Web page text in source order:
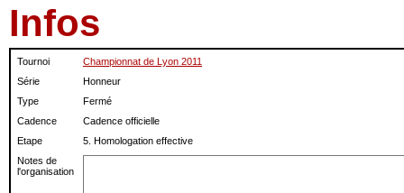
Infos
Tournoi
Championnat de Lyon 2011
Série
Honneur
Type
Fermé
Cadence
Cadence officielle
Etape
5. Homologation effective
Notes de
l'organisation